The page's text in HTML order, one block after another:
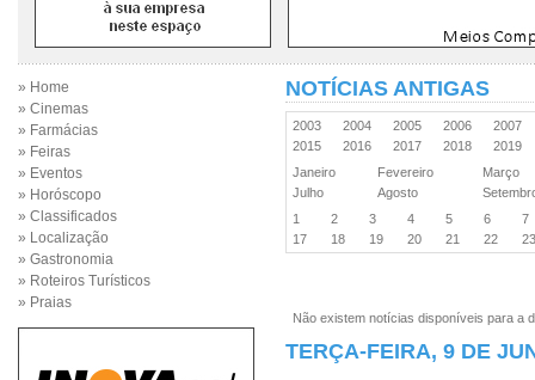
» Home
» Cinemas
» Farmácias
» Feiras
» Eventos
» Horóscopo
» Classificados
» Localização
» Gastronomia
» Roteiros Turísticos
» Praias
NOTÍCIAS ANTIGAS
2003 2004 2005 2006
2007
2015
2016 2017 2018
2019
Janeiro
Fevereiro
Março
Julho
Agosto
1
2 3 4 5 6
7
17
18 19 20 21 22
Não existem notícias disponíveis para a
TERÇA-FEIRA, 9 DE